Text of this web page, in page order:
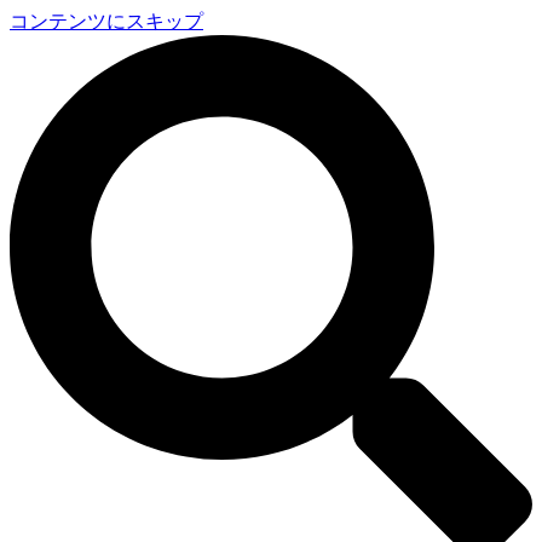
コンテンツにスキップ